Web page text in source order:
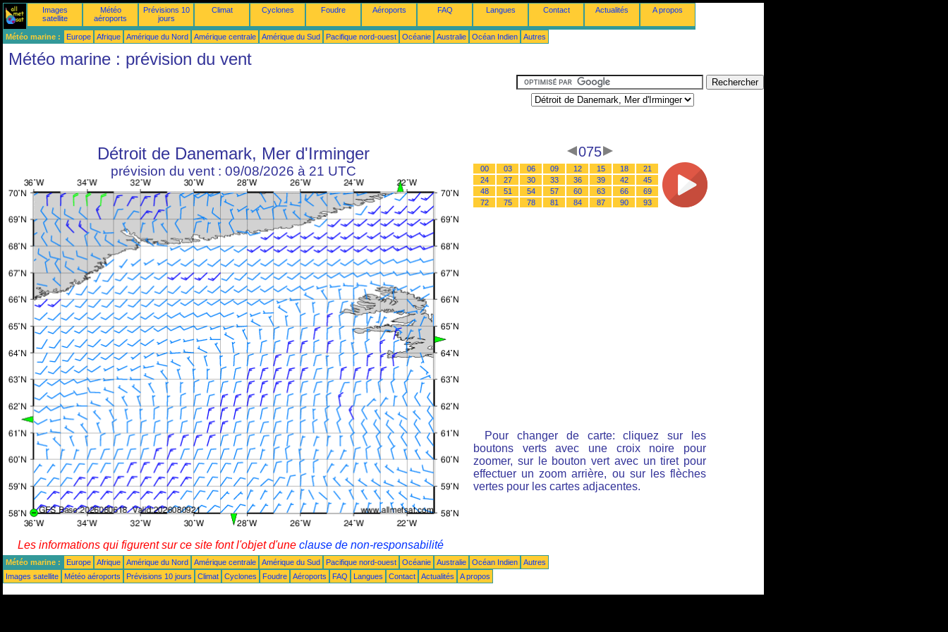
Images
satellite
Météo
aéroports
Prévisions 10
jours
Climat Cyclones Foudre Aéroports FAQ Langues Contact Actualités A propos
Météo marine : Europe Afrique Amérique du Nord Amérique centrale Amérique du Sud Pacifique nord-ouest Océanie Australie Océan Indien Autres
Météo marine : prévision du vent
Détroit de Danemark, Mer d'Irminger
prévision du vent : 09/08/2026 à 21 UTC
075
00 03 06 09 12 15 18
21
24
27 30 33 36 39 42
45
48
51 54 57 60 63 66
69
72
75 78 81 84 87 90 93
Pour changer de carte: cliquez sur les
boutons verts avec une croix noire pour
zoomer, sur le bouton vert avec un tiret pour
effectuer un zoom arrière, ou sur les flèches
vertes pour les cartes adjacentes.
Les informations qui figurent sur ce site font l'objet d'une clause de non-responsabilité
Météo marine : Europe Afrique Amérique du Nord Amérique centrale Amérique du Sud Pacifique nord-ouest Océanie Australie Océan Indien
Autres
Images satellite
Météo aéroports Prévisions 10 jours Climat Cyclones Foudre Aéroports FAQ Langues Contact Actualités A propos